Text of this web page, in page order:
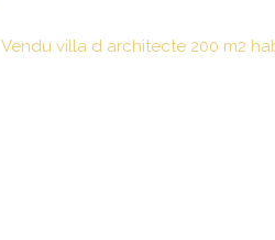
Vendu villa d architecte 200 m2